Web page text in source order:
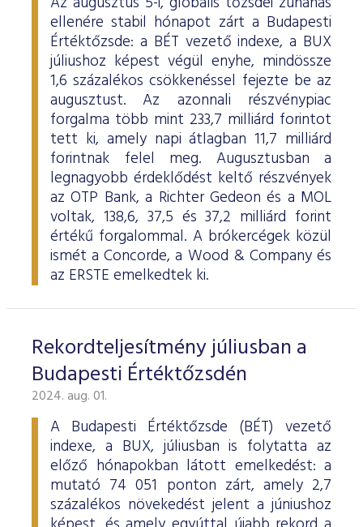
ellenére stabil hónapot zárt a Budapesti
Értéktőzsde: a BÉT vezető indexe, a BUX
júliushoz képest végül enyhe, mindössze
1,6 százalékos csökkenéssel fejezte be az
augusztust. Az azonnali részvénypiac
forgalma több mint 233,7 milliárd forintot
tett ki, amely napi átlagban 11,7 milliárd
forintnak felel meg. Augusztusban a
legnagyobb érdeklődést keltő részvények
az OTP Bank, a Richter Gedeon és a MOL
voltak, 138,6, 37,5 és 37,2 milliárd forint
értékű forgalommal. A brókercégek közül
ismét a Concorde, a Wood & Company és
az ERSTE emelkedtek ki.
Rekordteljesítmény júliusban a
Budapesti Értéktőzsdén
2024. aug. 01.
A Budapesti Értéktőzsde (BÉT) vezető
indexe, a BUX, júliusban is folytatta az
előző hónapokban látott emelkedést: a
mutató 74 051 ponton zárt, amely 2,7
százalékos növekedést jelent a júniushoz